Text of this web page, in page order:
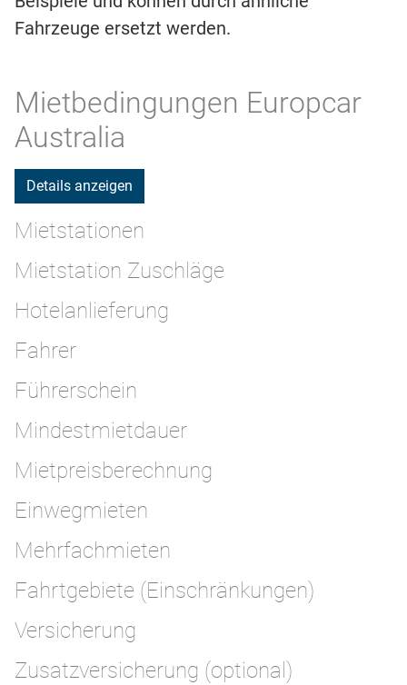
Fahrzeuge ersetzt werden.
Mietbedingungen Europcar
Australia
Details anzeigen
Mietstationen
Mietstation Zuschläge
Hotelanlieferung
Fahrer
Führerschein
Mindestmietdauer
Mietpreisberechnung
Einwegmieten
Mehrfachmieten
Fahrtgebiete (Einschränkungen)
Versicherung
Zusatzversicherung (optional)